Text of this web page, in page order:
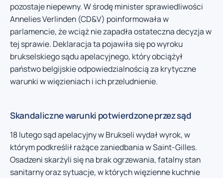
pozostaje niepewny. W środę minister sprawiedliwości
Annelies Verlinden (CD&V) poinformowała w
parlamencie, że wciąż nie zapadła ostateczna decyzja w
tej sprawie. Deklaracja ta pojawiła się po wyroku
brukselskiego sądu apelacyjnego, który obciążył
państwo belgijskie odpowiedzialnością za krytyczne
warunki w więzieniach i ich przeludnienie.
Skandaliczne warunki potwierdzone przez sąd
18 lutego sąd apelacyjny w Brukseli wydał wyrok, w
którym podkreślił rażące zaniedbania w Saint-Gilles.
Osadzeni skarżyli się na brak ogrzewania, fatalny stan
sanitarny oraz sytuacje, w których więzienne kuchnie